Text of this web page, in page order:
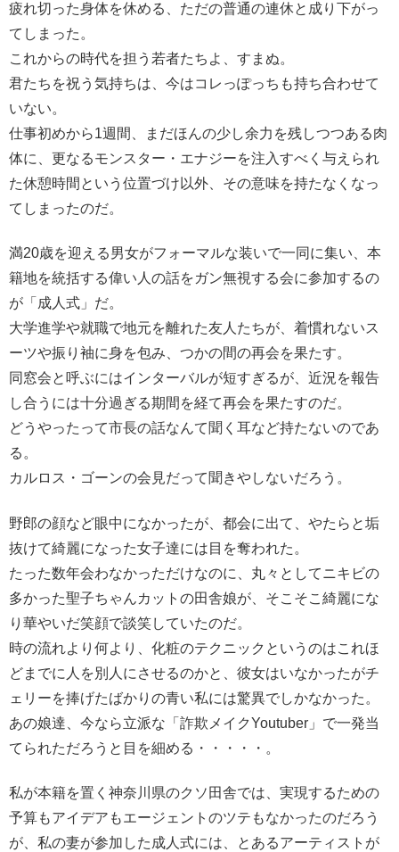
疲れ切った身体を休める、ただの普通の連休と成り下がっ
てしまった。
これからの時代を担う若者たちよ、すまぬ。
君たちを祝う気持ちは、今はコレっぽっちも持ち合わせて
いない。
仕事初めから1週間、まだほんの少し余力を残しつつある肉
体に、更なるモンスター・エナジーを注入すべく与えられ
た休憩時間という位置づけ以外、その意味を持たなくなっ
てしまったのだ。
満20歳を迎える男女がフォーマルな装いで一同に集い、本
籍地を統括する偉い人の話をガン無視する会に参加するの
が「成人式」だ。
大学進学や就職で地元を離れた友人たちが、着慣れないス
ーツや振り袖に身を包み、つかの間の再会を果たす。
同窓会と呼ぶにはインターバルが短すぎるが、近況を報告
し合うには十分過ぎる期間を経て再会を果たすのだ。
どうやったって市長の話なんて聞く耳など持たないのであ
る。
カルロス・ゴーンの会見だって聞きやしないだろう。
野郎の顔など眼中になかったが、都会に出て、やたらと垢
抜けて綺麗になった女子達には目を奪われた。
たった数年会わなかっただけなのに、丸々としてニキビの
多かった聖子ちゃんカットの田舎娘が、そこそこ綺麗にな
り華やいだ笑顔で談笑していたのだ。
時の流れより何より、化粧のテクニックというのはこれほ
どまでに人を別人にさせるのかと、彼女はいなかったがチ
ェリーを捧げたばかりの青い私には驚異でしかなかった。
あの娘達、今なら立派な「詐欺メイクYoutuber」で一発当
てられただろうと目を細める・・・・・。
私が本籍を置く神奈川県のクソ田舎では、実現するための
予算もアイデアもエージェントのツテもなかったのだろう
が、私の妻が参加した成人式には、とあるアーティストが